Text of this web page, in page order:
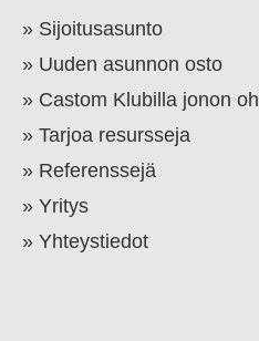
Sijoitusasunto
Uuden asunnon osto
Castom Klubilla jonon
Tarjoa resursseja
Referenssejä
Yritys
Yhteystiedot